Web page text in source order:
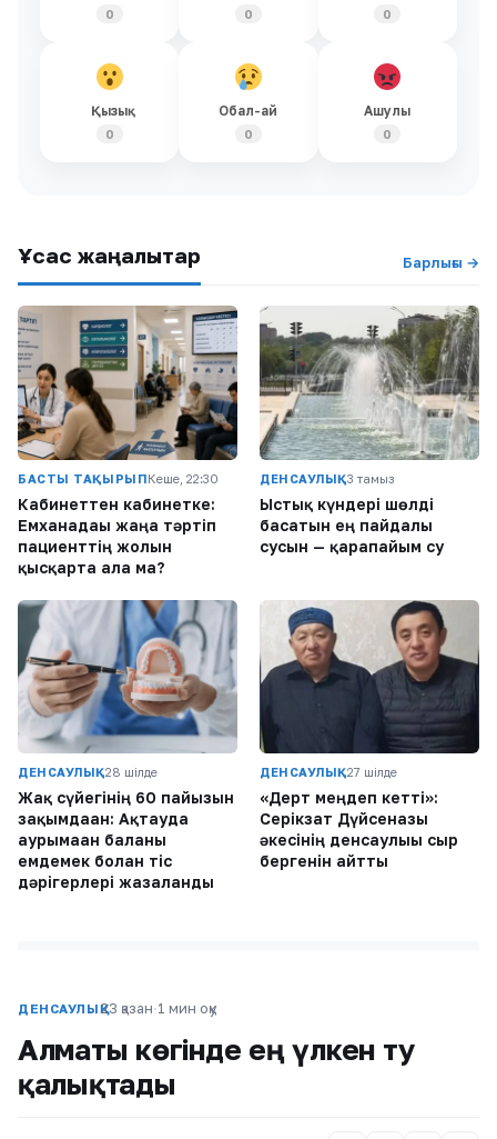
0 0 0
Қызық
0
Обал-ай
0
Ашулы
0
Ұқсас жаңалықтар Барлығы →
БАСТЫ ТАҚЫРЫПКеше, 22:30
Кабинеттен кабинетке:
Емханадағы жаңа тәртіп
пациенттің жолын
қысқарта ала ма?
ДЕНСАУЛЫҚ3 тамыз
Ыстық күндері шөлді
басатын ең пайдалы
сусын — қарапайым су
ДЕНСАУЛЫҚ28 шілде
Жақ сүйегінің 60 пайызын
зақымдаған: Ақтауда
аурымаған баланы
емдемек болған тіс
дәрігерлері жазаланды
ДЕНСАУЛЫҚ27 шілде
«Дерт меңдеп кетті»:
Серікзат Дүйсенғазы
әкесінің денсаулығы сыр
бергенін айтты
ДЕНСАУЛЫҚ23 қазан·1 мин оқу
Алматы көгінде ең үлкен ту
қалықтады